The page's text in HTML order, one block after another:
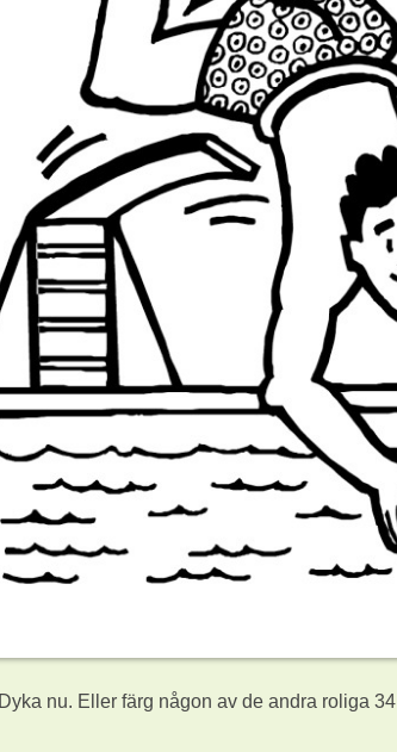
nu. Eller färg någon av de andra roliga 34